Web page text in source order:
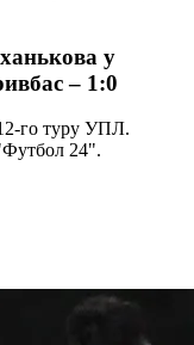
у
– 1:0
го туру УПЛ.
"Футбол 24".